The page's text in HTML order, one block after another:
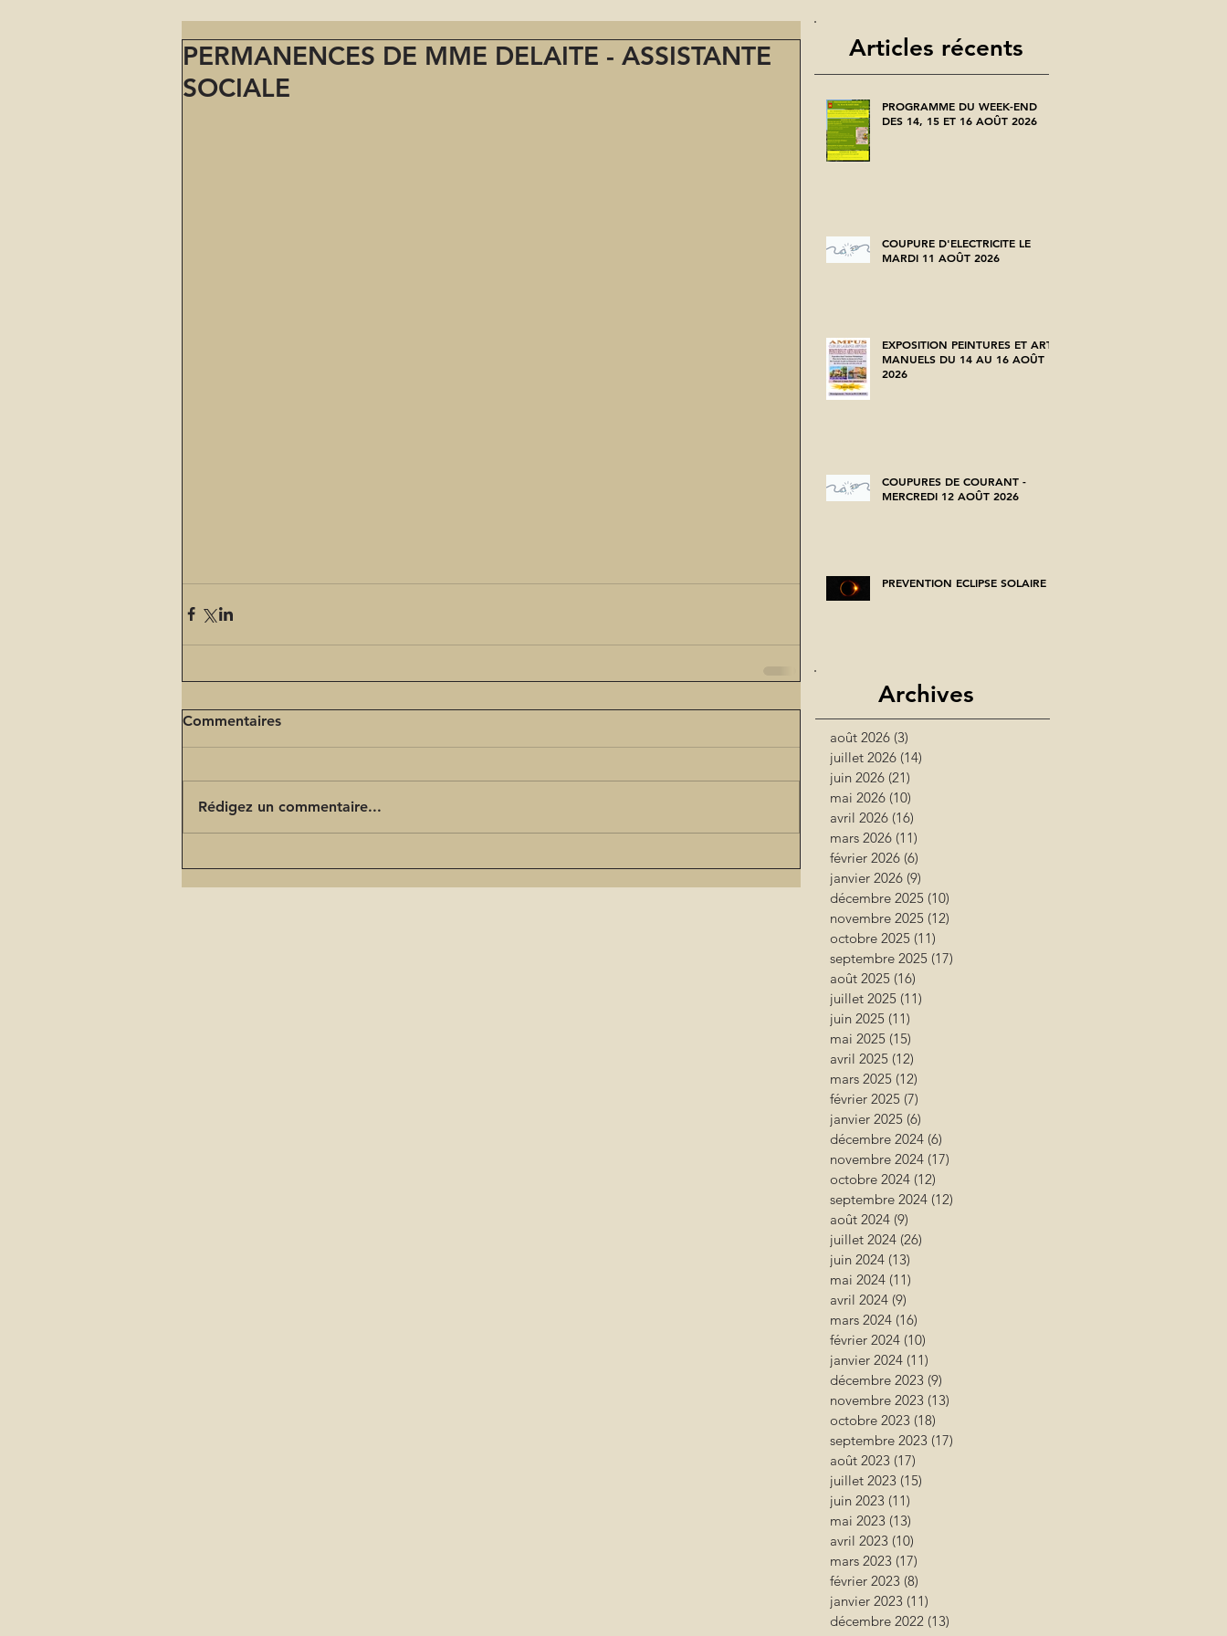
PERMANENCES DE MME DELAITE - ASSISTANTE
SOCIALE
Commentaires
Rédigez un commentaire...
Articles récents
PROGRAMME DU WEEK-END
DES 14, 15 ET 16 AOÛT 2026
COUPURE D'ELECTRICITE LE
MARDI 11 AOÛT 2026
EXPOSITION PEINTURES ET ARTS
MANUELS DU 14 AU 16 AOÛT
2026
COUPURES DE COURANT -
MERCREDI 12 AOÛT 2026
PREVENTION ECLIPSE SOLAIRE
Archives
août 2026 (3)
juillet 2026 (14)
juin 2026 (21)
mai 2026 (10)
avril 2026 (16)
mars 2026 (11)
février 2026 (6)
janvier 2026 (9)
décembre 2025 (10)
novembre 2025 (12)
octobre 2025 (11)
septembre 2025 (17)
août 2025 (16)
juillet 2025 (11)
juin 2025 (11)
mai 2025 (15)
avril 2025 (12)
mars 2025 (12)
février 2025 (7)
janvier 2025 (6)
décembre 2024 (6)
novembre 2024 (17)
octobre 2024 (12)
septembre 2024 (12)
août 2024 (9)
juillet 2024 (26)
juin 2024 (13)
mai 2024 (11)
avril 2024 (9)
mars 2024 (16)
février 2024 (10)
janvier 2024 (11)
décembre 2023 (9)
novembre 2023 (13)
octobre 2023 (18)
septembre 2023 (17)
août 2023 (17)
juillet 2023 (15)
juin 2023 (11)
mai 2023 (13)
avril 2023 (10)
mars 2023 (17)
février 2023 (8)
janvier 2023 (11)
décembre 2022 (13)